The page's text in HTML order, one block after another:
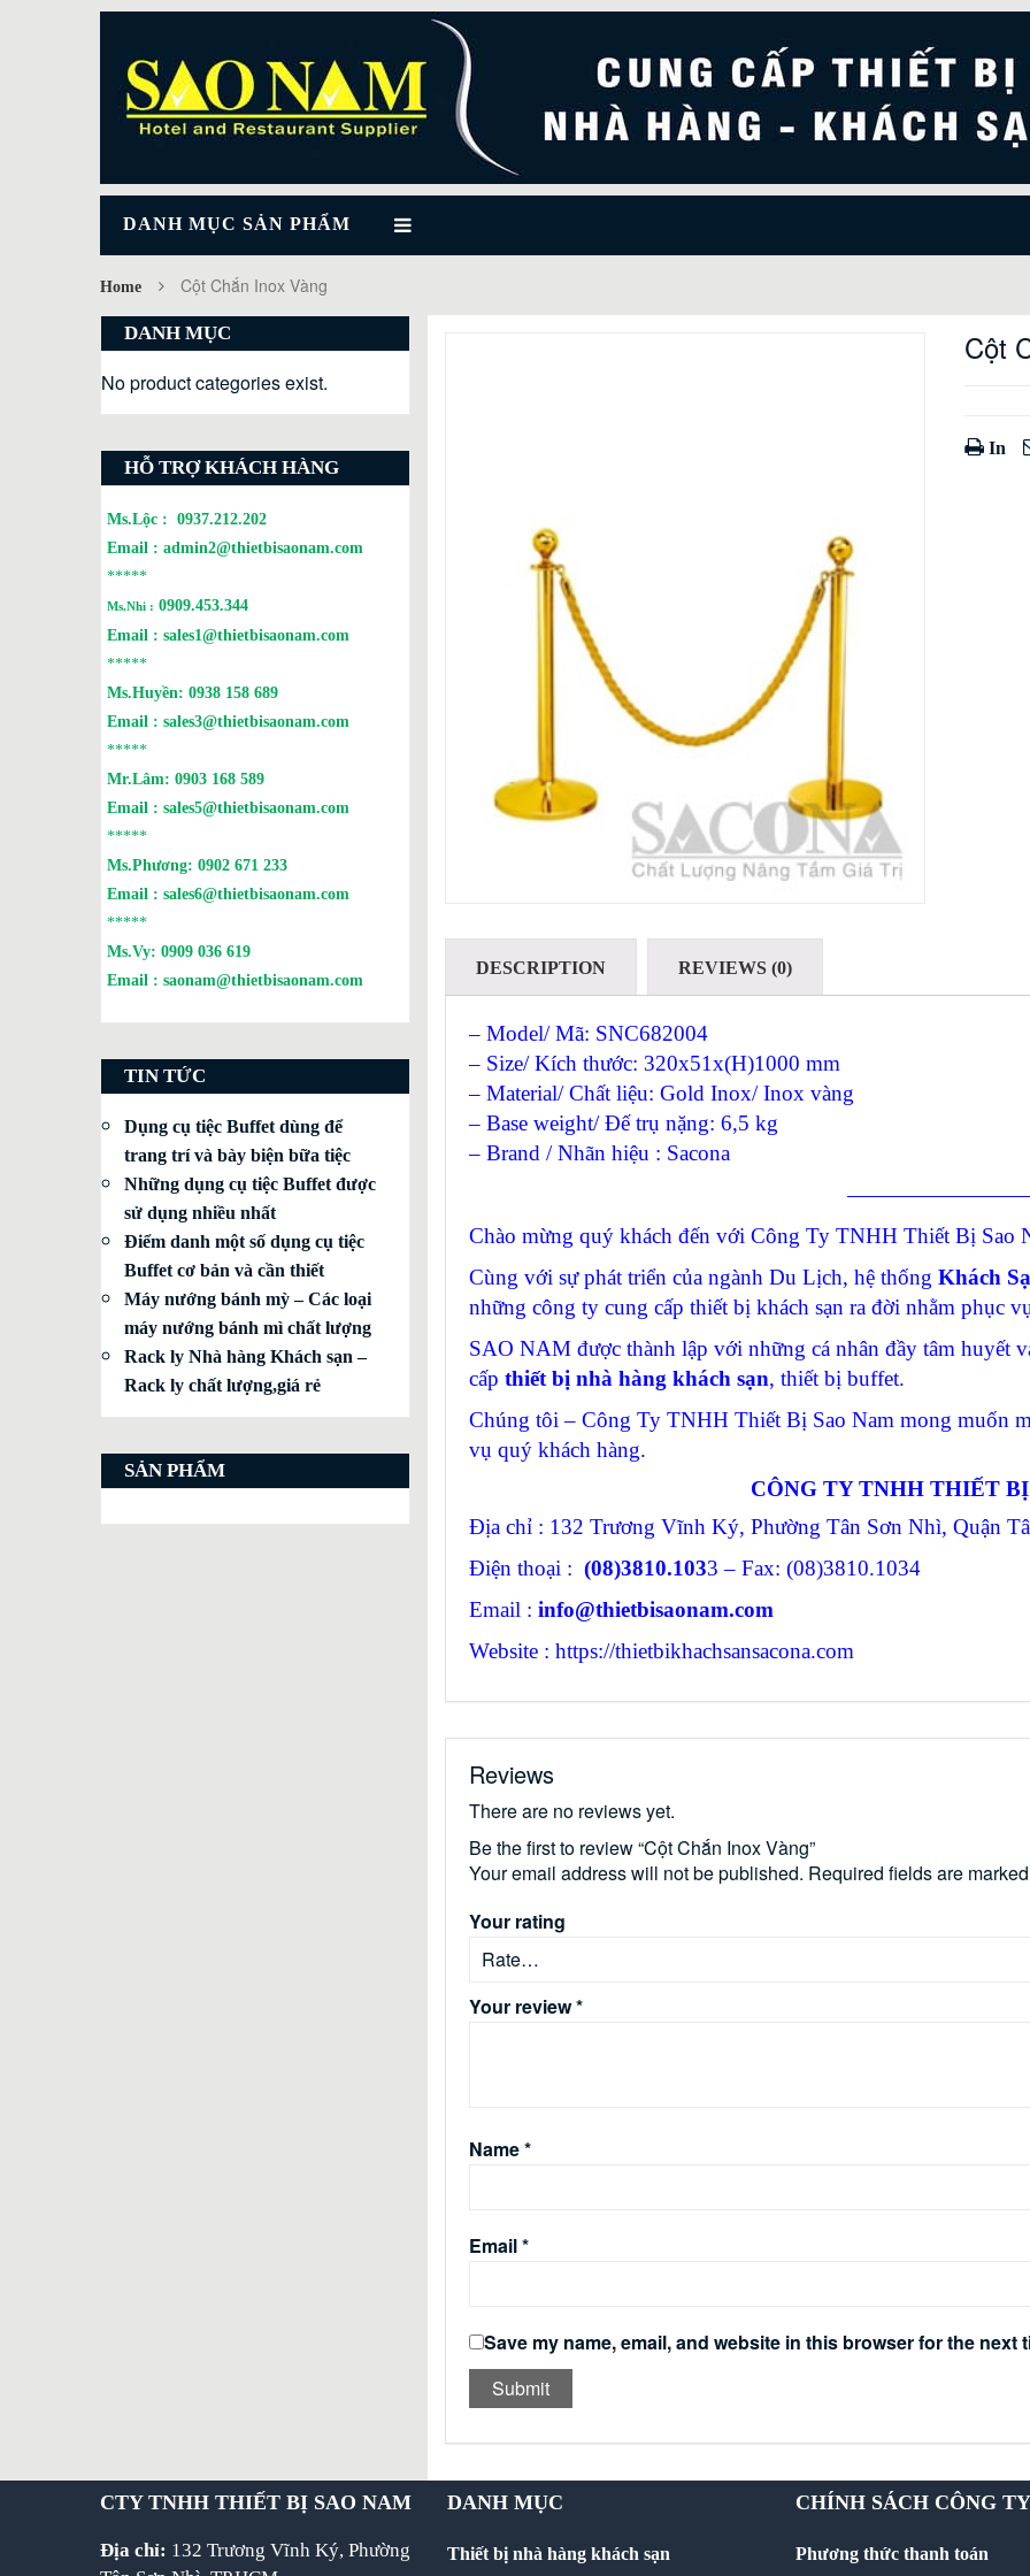
DANH MỤC SẢN PHẨM
Home Cột Chắn Inox Vàng
Cột
In
DESCRIPTION REVIEWS (0)
– Model/ Mã: SNC682004
– Size/ Kích thước: 320x51x(H)1000 mm
– Material/ Chất liệu: Gold Inox/ Inox vàng
– Base weight/ Đế trụ nặng: 6,5 kg
– Brand / Nhãn hiệu : Sacona
Chào mừng quý khách đến với Công Ty TNHH Thiết Bị Sao
Cùng với sự phát triển của ngành Du Lịch, hệ thống Khách
những công ty cung cấp thiết bị khách sạn ra đời nhằm phục
SAO NAM được thành lập với những cá nhân đầy tâm huyết
cấp thiết bị nhà hàng khách sạn, thiết bị buffet.
Chúng tôi – Công Ty TNHH Thiết Bị Sao Nam mong muốn
vụ quý khách hàng.
CÔNG TY TNHH THIẾT
Địa chỉ : 132 Trương Vĩnh Ký, Phường Tân Sơn Nhì, Quận
Điện thoại : (08)3810.1033 – Fax: (08)3810.1034
Email : info@thietbisaonam.com
Website : https://thietbikhachsansacona.com
Reviews
There are no reviews yet.
Be the first to review “Cột Chắn Inox Vàng”
Your email address will not be published. Required fields are
Your rating
Your review*
Name*
Email*
Save my name, email, and website in this browser for the next
DANH MỤC
No product categories exist.
HỖ TRỢ KHÁCH HÀNG
Ms.Lộc : 0937.212.202
Email : admin2@thietbisaonam.com
*****
Ms.Nhi : 0909.453.344
Email : sales1@thietbisaonam.com
*****
Ms.Huyền: 0938 158 689
Email : sales3@thietbisaonam.com
*****
Mr.Lâm: 0903 168 589
Email : sales5@thietbisaonam.com
*****
Ms.Phương: 0902 671 233
Email : sales6@thietbisaonam.com
*****
Ms.Vy: 0909 036 619
Email : saonam@thietbisaonam.com
TIN TỨC
Dụng cụ tiệc Buffet dùng để
trang trí và bày biện bữa tiệc
Những dụng cụ tiệc Buffet được
sử dụng nhiều nhất
Điểm danh một số dụng cụ tiệc
Buffet cơ bản và cần thiết
Máy nướng bánh mỳ – Các loại
máy nướng bánh mì chất lượng
Rack ly Nhà hàng Khách sạn –
Rack ly chất lượng,giá rẻ
SẢN PHẨM
CTY TNHH THIẾT BỊ SAO NAM
Địa chỉ: 132 Trương Vĩnh Ký, Phường
DANH MỤC
Thiết bị nhà hàng khách sạn
CHÍNH SÁCH CÔNG TY
Phương thức thanh toán